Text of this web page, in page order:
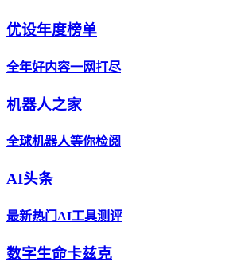
优设年度榜单
全年好内容一网打尽
机器人之家
全球机器人等你检阅
AI头条
最新热门AI工具测评
数字生命卡兹克